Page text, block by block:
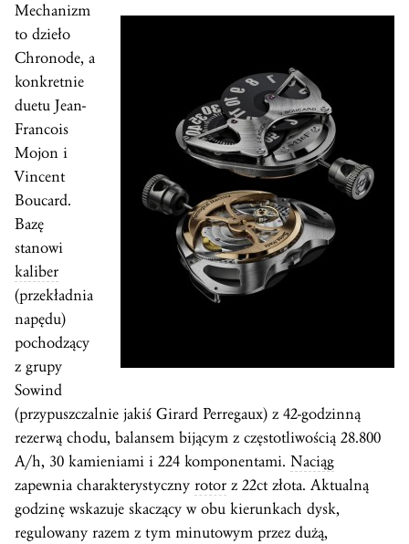
Mechanizm
to dzieło
Chronode, a
konkretnie
duetu Jean-
Francois
Mojon i
Vincent
Boucard.
Bazę
stanowi
kaliber
(przekładnia
napędu)
pochodzący
z grupy
Sowind
(przypuszczalnie jakiś Girard Perregaux) z 42-godzinną
rezerwą chodu, balansem bijącym z częstotliwością 28.800
A/h, 30 kamieniami i 224 komponentami. Naciąg
zapewnia charakterystyczny rotor z 22ct złota. Aktualną
godzinę wskazuje skaczący w obu kierunkach dysk,
regulowany razem z tym minutowym przez dużą,